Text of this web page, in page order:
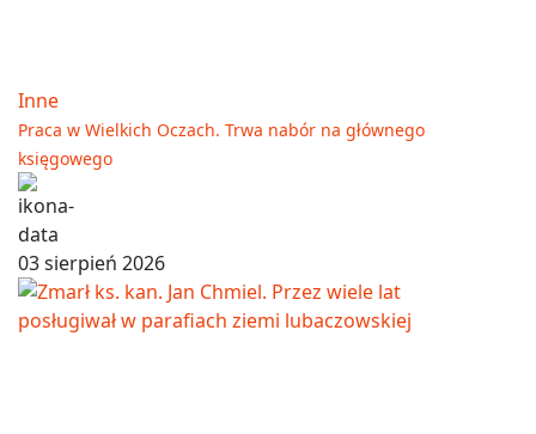
Inne
Praca w Wielkich Oczach. Trwa nabór na głównego
księgowego
03 sierpień 2026